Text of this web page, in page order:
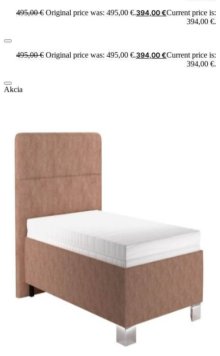
495,00€ Original price was: 495,00 €.394,00€Current price is:
394,00 €.
495,00€ Original price was: 495,00 €.394,00€Current price is:
394,00 €.
Akcia